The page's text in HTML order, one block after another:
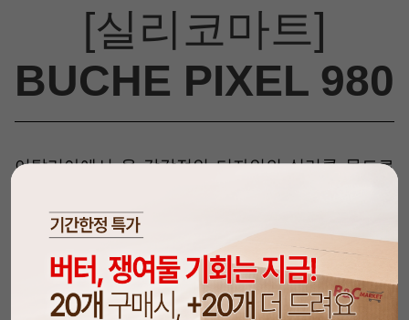
[실리코마트]
BUCHE PIXEL 980
이탈리아에서 온 감각적인 디자인의 실리콘 몰드로
디저트 카페, 전문 쉐프들
저가의 실리콘 몰드와는 확연히 다른 결과물을
보여주기 때문에
정교한 작업을 요하는 고급 디저트
를 만드신다면 꼭 사용해 보시길 권해드립니다